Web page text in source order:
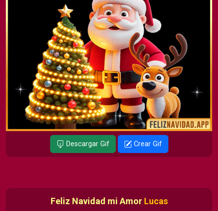
Descargar Gif Crear Gif
Feliz Navidad mi Amor Lucas